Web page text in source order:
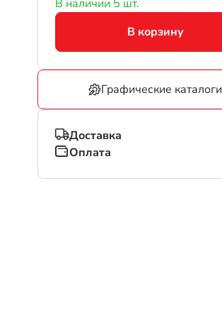
В наличии 5 шт.
В корзину
Графические каталоги
Доставка
Оплата